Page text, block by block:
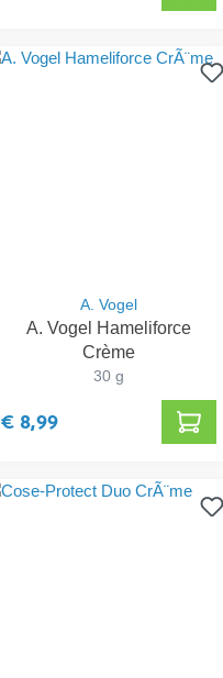
A. Vogel
A. Vogel Hameliforce
Crème
30 g
€ 8,99